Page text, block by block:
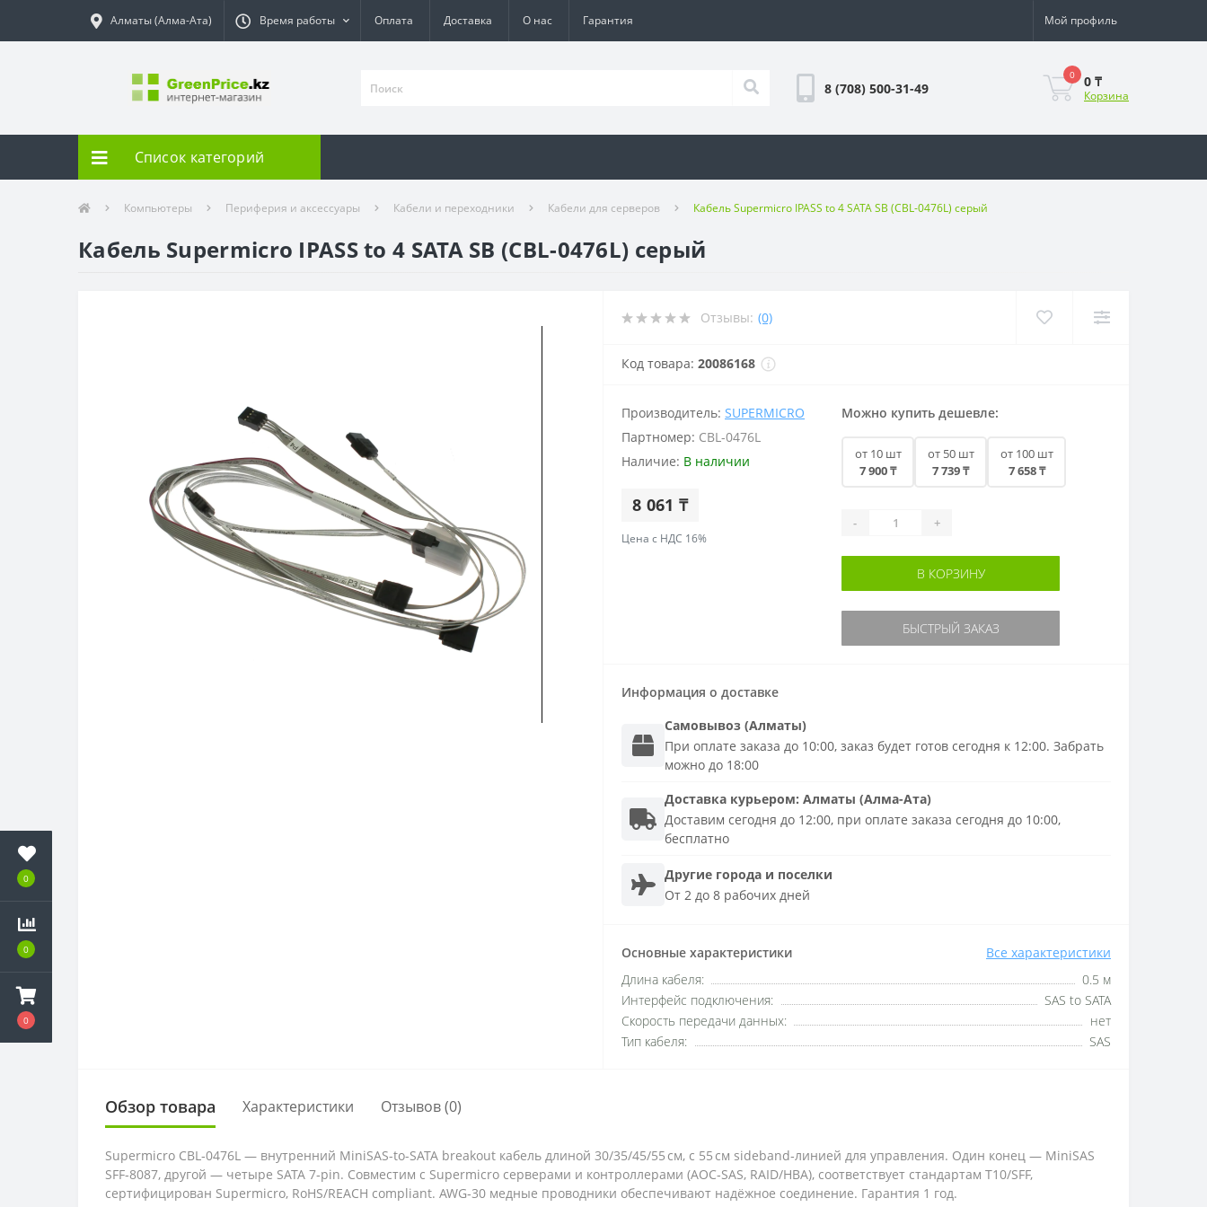
0
0
0
Алматы (Алма-Ата) Время работы Оплата Доставка О нас Гарантия Мой профиль
8 (708) 500-31-49
0 0 ₸
Корзина
Список категорий
Компьютеры Периферия и аксессуары Кабели и переходники Кабели для серверов Кабель Supermicro IPASS to 4 SATA SB (CBL-0476L) серый
Кабель Supermicro IPASS to 4 SATA SB (CBL-0476L) серый
Отзывы: (0)
Код товара: 20086168
Производитель: SUPERMICRO
Партномер: CBL-0476L
Наличие: В наличии
8 061 ₸
Цена с НДС 16%
Можно купить дешевле:
от 10 шт
7 900 ₸
от 50 шт
7 739 ₸
от 100 шт
7 658 ₸
- +
В КОРЗИНУ
БЫСТРЫЙ ЗАКАЗ
Информация о доставке
Самовывоз (Алматы)
При оплате заказа до 10:00, заказ будет готов сегодня к 12:00. Забрать
можно до 18:00
Доставка курьером: Алматы (Алма-Ата)
Доставим сегодня до 12:00, при оплате заказа сегодня до 10:00,
бесплатно
Другие города и поселки
От 2 до 8 рабочих дней
Основные характеристики Все характеристики
Длина кабеля:
0.5 м
Интерфейс подключения:
SAS to SATA
Скорость передачи данных:
нет
Тип кабеля:
SAS
Обзор товара Характеристики Отзывов (0)
Supermicro CBL‑0476L — внутренний MiniSAS-to-SATA breakout кабель длиной 30/35/45/55 см, с 55 см sideband‑линией для управления. Один конец — MiniSAS
SFF‑8087, другой — четыре SATA 7‑pin. Совместим с Supermicro серверами и контроллерами (AOC‑SAS, RAID/HBA), соответствует стандартам T10/SFF,
сертифицирован Supermicro, RoHS/REACH compliant. AWG‑30 медные проводники обеспечивают надёжное соединение. Гарантия 1 год.